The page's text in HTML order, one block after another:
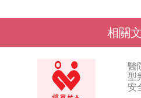
相關
醫
型
安